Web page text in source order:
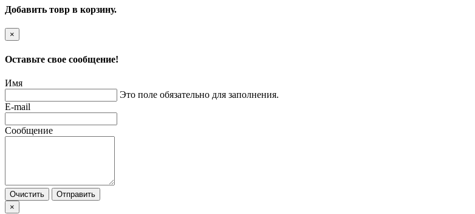
Добавить товр в корзину.
×
Оставьте свое сообщение!
Имя
Это поле обязательно для заполнения.
E-mail
Сообщение
Очистить
Отправить
×